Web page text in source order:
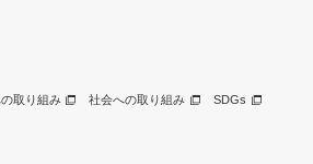
取り組み 社会への取り組み SDGs